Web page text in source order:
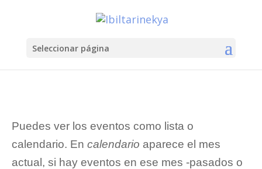
Seleccionar página
Puedes ver los eventos como lista o
calendario. En calendario aparece el mes
actual, si hay eventos en ese mes -pasados o